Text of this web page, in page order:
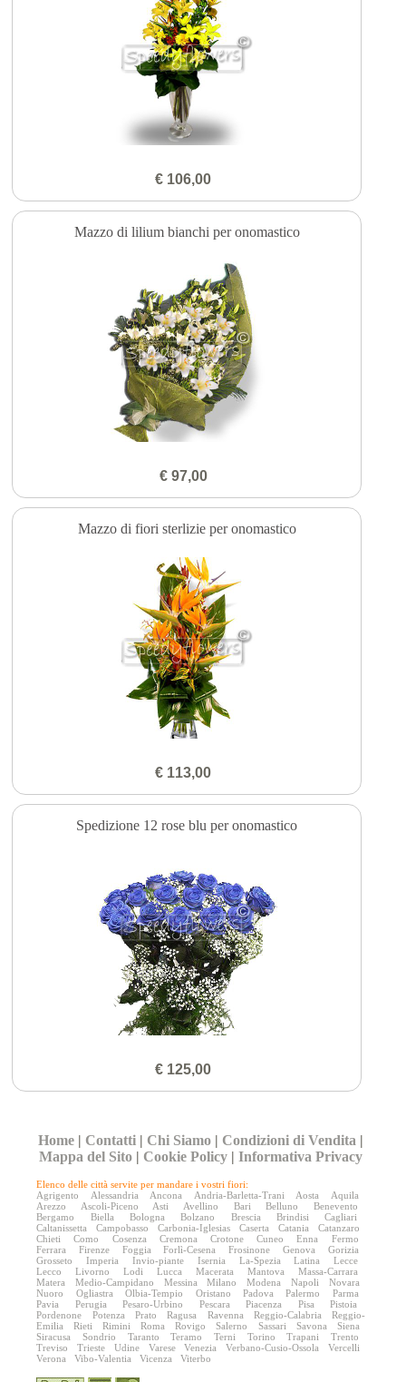
€ 106,00
Mazzo di lilium bianchi per onomastico
€ 97,00
Mazzo di fiori sterlizie per onomastico
€ 113,00
Spedizione 12 rose blu per onomastico
€ 125,00
Home | Contatti | Chi Siamo | Condizioni di Vendita |
Mappa del Sito | Cookie Policy |Informativa Privacy
Elenco delle città servite per mandare i vostri fiori:
Agrigento
Alessandria Ancona Andria-Barletta-Trani Aosta
Aquila
Arezzo
Ascoli-Piceno Asti Avellino Bari Belluno
Benevento
Bergamo
Biella Bologna Bolzano Brescia Brindisi
Cagliari
Caltanissetta
Campobasso Carbonia-Iglesias Caserta Catania
Catanzaro
Chieti
Como Cosenza Cremona Crotone Cuneo Enna
Fermo
Ferrara
Firenze Foggia Forlì-Cesena Frosinone Genova
Gorizia
Grosseto
Imperia Invio-piante Isernia La-Spezia Latina
Lecce
Lecco
Livorno Lodi Lucca Macerata Mantova
Massa-Carrara
Matera
Medio-Campidano Messina Milano Modena Napoli
Novara
Nuoro
Ogliastra Olbia-Tempio Oristano Padova Palermo
Parma
Pavia
Perugia Pesaro-Urbino Pescara Piacenza Pisa
Pistoia
Pordenone
Potenza Prato Ragusa Ravenna Reggio-Calabria
Reggio-
Emilia
Rieti Rimini Roma Rovigo Salerno Sassari Savona
Siena
Siracusa
Sondrio Taranto Teramo Terni Torino Trapani
Trento
Treviso
Trieste Udine Varese Venezia Verbano-Cusio-Ossola
Vercelli
Verona
Vibo-Valentia Vicenza Viterbo